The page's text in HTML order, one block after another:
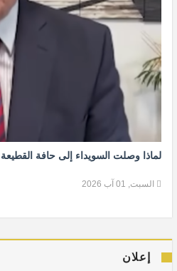
لماذا وصلت السويداء إلى حافة
السبت, 01 آب 2026
إعلان